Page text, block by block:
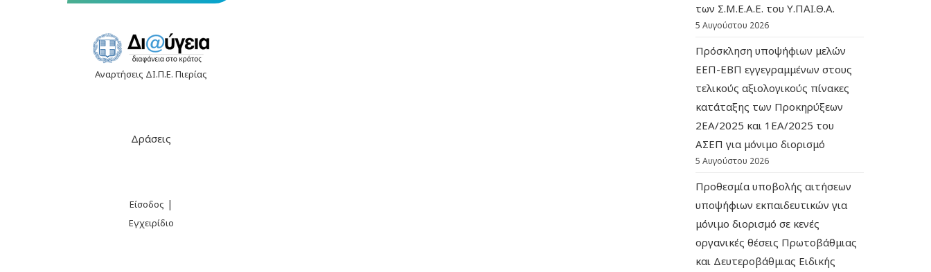
Αναρτήσεις ΔΙ.Π.Ε. Πιερίας
Δράσεις
Είσοδος |
Εγχειρίδιο
των Σ.Μ.Ε.Α.Ε. του Υ.ΠΑΙ.Θ.Α.
5 Αυγούστου 2026
Πρόσκληση υποψήφιων μελών
ΕΕΠ-ΕΒΠ εγγεγραμμένων στους
τελικούς αξιολογικούς πίνακες
κατάταξης των Προκηρύξεων
2ΕΑ/2025 και 1ΕΑ/2025 του
ΑΣΕΠ για μόνιμο διορισμό
5 Αυγούστου 2026
Προθεσμία υποβολής αιτήσεων
υποψήφιων εκπαιδευτικών για
μόνιμο διορισμό σε κενές
οργανικές θέσεις Πρωτοβάθμιας
και Δευτεροβάθμιας Ειδικής